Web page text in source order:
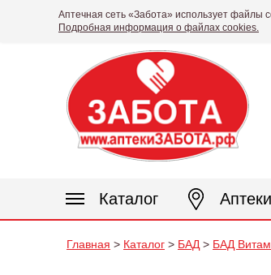
Аптечная сеть «Забота» использует файлы
Подробная информация о файлах cookies.
Каталог Аптеки
Главная > Каталог > БАД > БАД